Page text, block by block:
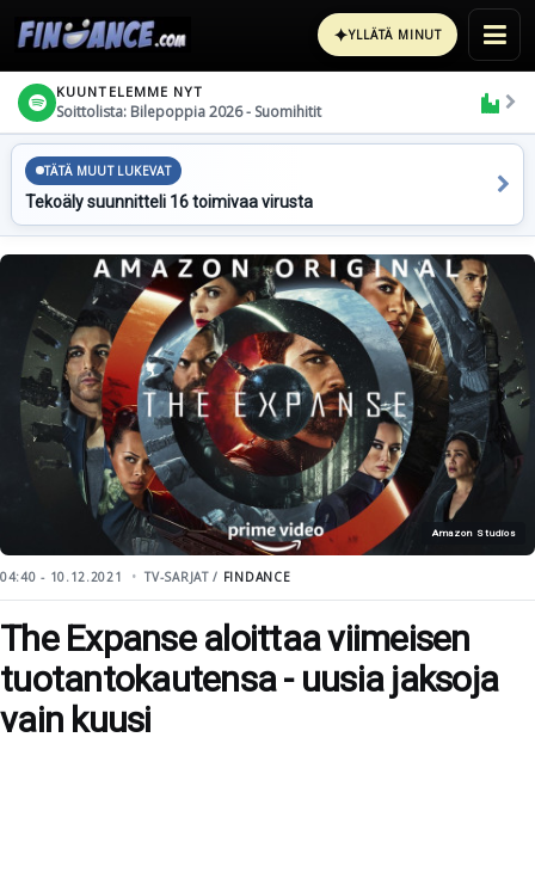
✦YLLÄTÄ MINUT
KUUNTELEMME NYT
Soittolista: Bilepoppia 2026 - Suomihitit
TÄTÄ MUUT LUKEVAT
Tekoäly suunnitteli 16 toimivaa virusta
Amazon Studios
04:40 - 10.12.2021 TV-SARJAT / FINDANCE
The Expanse aloittaa viimeisen
tuotantokautensa - uusia jaksoja
vain kuusi